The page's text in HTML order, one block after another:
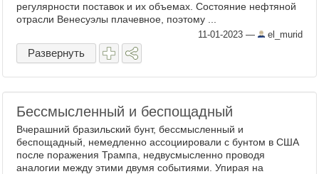
регулярности поставок и их объемах. Состояние нефтяной
отрасли Венесуэлы плачевное, поэтому ...
11-01-2023 — el_murid
Развернуть
Бессмысленный и беспощадный
Вчерашний бразильский бунт, бессмысленный и
беспощадный, немедленно ассоциировали с бунтом в США
после поражения Трампа, недвусмысленно проводя
аналогии между этими двумя событиями. Упирая на